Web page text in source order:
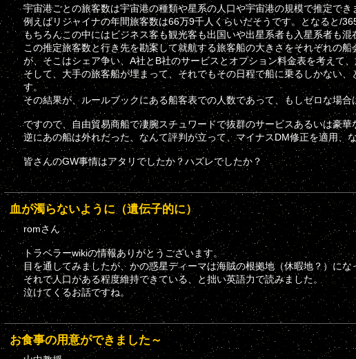
宇宙港ごとの旅客数は宇宙港の種類や星系の人口や宇宙港の規模で推定でき
例えばリジャイナの年間旅客数は66万9千人くらいだそうです。となると/
もちろんこの中にはビジネス客も観光客も出国いや出星系者も入星系者も混
この推定旅客数と行き先を勘案して就航する旅客船の大きさをそれぞれの船
が、そこはシェア争い、A社とB社のサービスとオプション料金表を考えて
そして、大手の旅客船が埋まって、それでもその日程で船に乗るしかない
す。
その結果が、ルールブックにある船客表での人数であって、もしゼロな場
ですので、自由貿易商船で凄腕スチュワードで抜群のサービスあるいは豪
逆にあの船は外れだった、なんて評判が立って、マイナスDM修正を適用、
皆さんのGW事情はアタリでしたか？ハズレでしたか？
血が濁らないように（遺伝子的に）
romさん
トラベラーwikiの情報ありがとうございます。
目を通してみましたが、かの惑星ディーマは海賊の根拠地（休暇地？）にな
それで人口がある程度維持できている、と拙い英語力で読みました。
泣けてくるお話ですね。
お食事の用意ができました～